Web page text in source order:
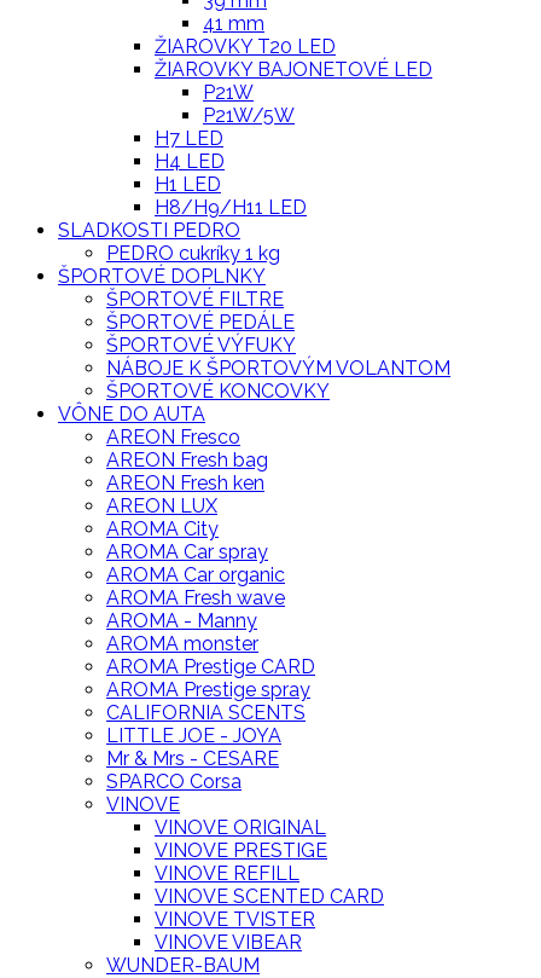
41 mm
ŽIAROVKY T20 LED
ŽIAROVKY BAJONETOVÉ LED
P21W
P21W/5W
H7 LED
H4 LED
H1 LED
H8/H9/H11 LED
SLADKOSTI PEDRO
PEDRO cukríky 1 kg
ŠPORTOVÉ DOPLNKY
ŠPORTOVÉ FILTRE
ŠPORTOVÉ PEDÁLE
ŠPORTOVÉ VÝFUKY
NÁBOJE K ŠPORTOVÝM VOLANTOM
ŠPORTOVÉ KONCOVKY
VÔNE DO AUTA
AREON Fresco
AREON Fresh bag
AREON Fresh ken
AREON LUX
AROMA City
AROMA Car spray
AROMA Car organic
AROMA Fresh wave
AROMA - Manny
AROMA monster
AROMA Prestige CARD
AROMA Prestige spray
CALIFORNIA SCENTS
LITTLE JOE - JOYA
Mr & Mrs - CESARE
SPARCO Corsa
VINOVE
VINOVE ORIGINAL
VINOVE PRESTIGE
VINOVE REFILL
VINOVE SCENTED CARD
VINOVE TVISTER
VINOVE VIBEAR
WUNDER-BAUM